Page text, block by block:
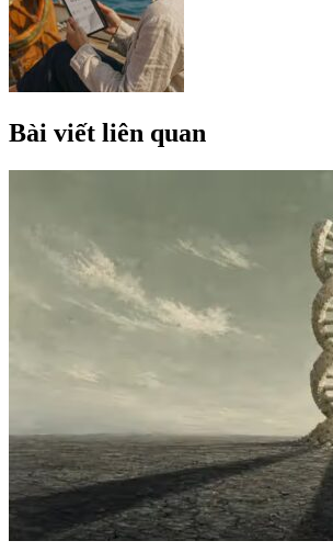
Bài viết liên quan